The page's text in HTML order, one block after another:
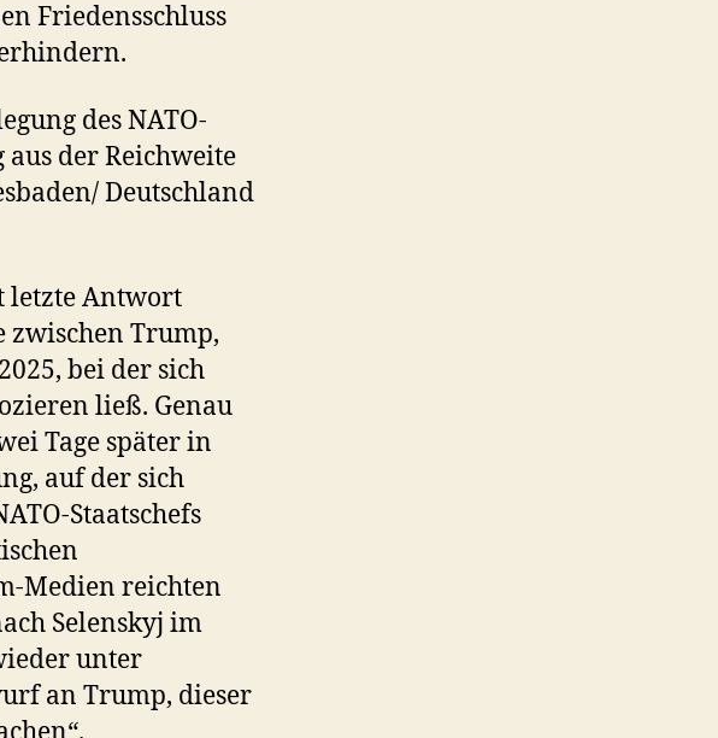
Friedensschluss
des NATO-
der Reichweite
Deutschland
letzte Antwort
zwischen Trump,
bei der sich
ließ. Genau
Tage später in
auf der sich
Staatschefs
Medien reichten
Selenskyj im
unter
an Trump, dieser